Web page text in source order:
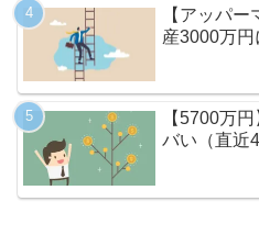
【アッパ
産3000万
【5700万
バい（直近